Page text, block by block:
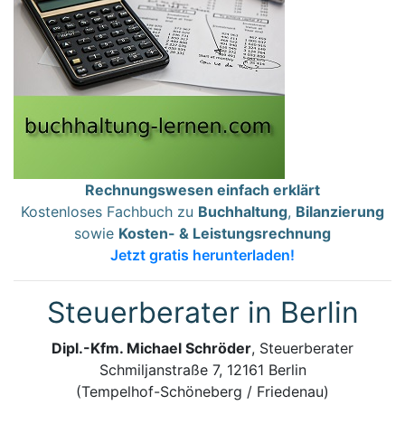
Rechnungswesen einfach erklärt
Kostenloses Fachbuch zu Buchhaltung, Bilanzierung
sowie Kosten- & Leistungsrechnung
Jetzt gratis herunterladen!
Steuerberater in Berlin
Dipl.-Kfm. Michael Schröder, Steuerberater
Schmiljanstraße 7, 12161 Berlin
(Tempelhof-Schöneberg / Friedenau)